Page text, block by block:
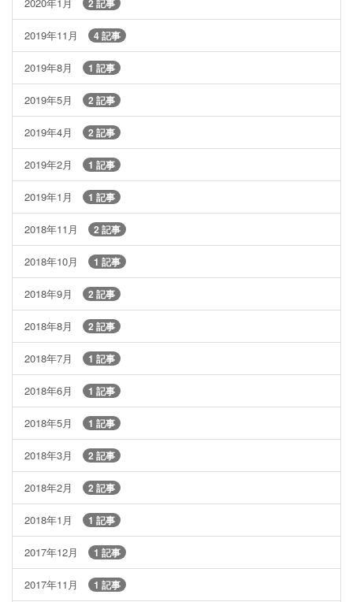
2019年11月 4 記事
2019年8月 1 記事
2019年5月 2 記事
2019年4月 2 記事
2019年2月 1 記事
2019年1月 1 記事
2018年11月 2 記事
2018年10月 1 記事
2018年9月 2 記事
2018年8月 2 記事
2018年7月 1 記事
2018年6月 1 記事
2018年5月 1 記事
2018年3月 2 記事
2018年2月 2 記事
2018年1月 1 記事
2017年12月 1 記事
2017年11月 1 記事